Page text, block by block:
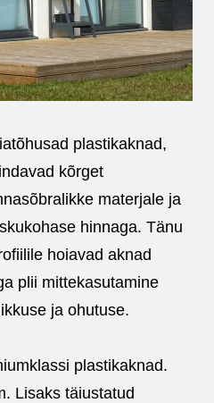
plastikaknad,
kõrget
materjale ja
hinnaga. Tänu
hoiavad aknad
plii mittekasutamine
ja ohutuse.
plastikaknad.
Lisaks täiustatud